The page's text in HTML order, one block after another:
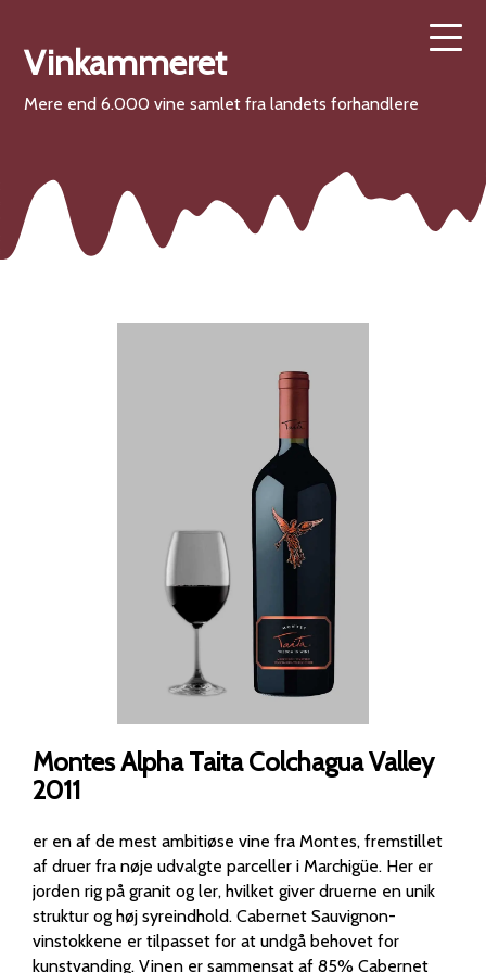
Vinkammeret
Mere end 6.000 vine samlet fra landets forhandlere
Montes Alpha Taita Colchagua Valley
2011
er en af de mest ambitiøse vine fra Montes, fremstillet
af druer fra nøje udvalgte parceller i Marchigüe. Her er
jorden rig på granit og ler, hvilket giver druerne en unik
struktur og høj syreindhold. Cabernet Sauvignon-
vinstokkene er tilpasset for at undgå behovet for
kunstvanding. Vinen er sammensat af 85% Cabernet